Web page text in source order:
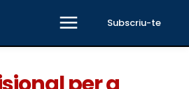
Subscriu-te